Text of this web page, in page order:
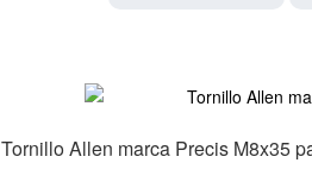
Tornillo Allen marca Precis M8x35